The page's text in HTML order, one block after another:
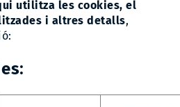
utilitza les cookies, el
i altres detalls,
: